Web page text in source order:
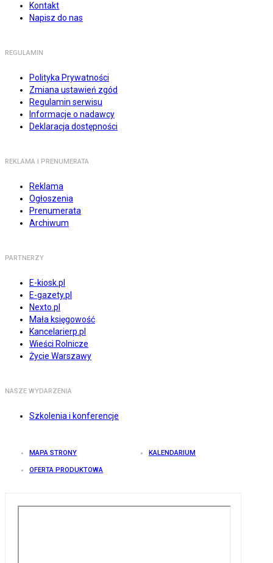
Kontakt
Napisz do nas
REGULAMIN
Polityka Prywatności
Zmiana ustawień zgód
Regulamin serwisu
Informacje o nadawcy
Deklaracja dostępności
REKLAMA I PRENUMERATA
Reklama
Ogłoszenia
Prenumerata
Archiwum
PARTNERZY
E-kiosk.pl
E-gazety.pl
Nexto.pl
Mała księgowość
Kancelarierp.pl
Wieści Rolnicze
Życie Warszawy
NASZE WYDARZENIA
Szkolenia i konferencje
MAPA STRONY KALENDARIUM
OFERTA PRODUKTOWA